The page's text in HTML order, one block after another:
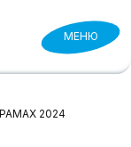
МЕНЮ
2024